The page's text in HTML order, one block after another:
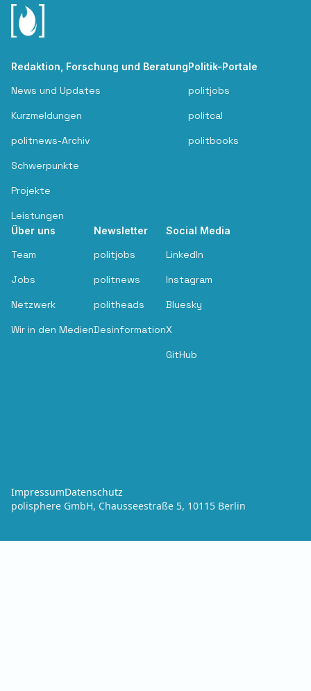
Redaktion, Forschung und Beratung
News und Updates
Kurzmeldungen
politnews-Archiv
Schwerpunkte
Projekte
Leistungen
Politik-Portale
politjobs
politcal
politbooks
Über uns
Team
Jobs
Netzwerk
Wir in den Medien
Newsletter
politjobs
politnews
politheads
Desinformation
Social Media
LinkedIn
Instagram
Bluesky
X
GitHub
ImpressumDatenschutz
polisphere GmbH, Chausseestraße 5, 10115 Berlin